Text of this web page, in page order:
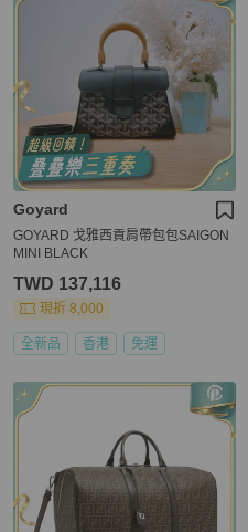
Goyard
GOYARD 戈雅西貢肩帶包包SAIGON
MINI BLACK
TWD 137,116
現折 8,000
全新品 香港 免運